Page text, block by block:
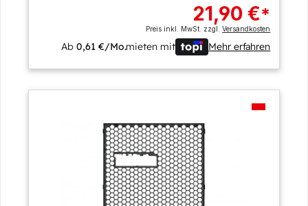
21,90 €*
Preis inkl. MwSt. zzgl.Versandkosten
Ab0,61 €/Mo.mieten mit Mehr erfahren